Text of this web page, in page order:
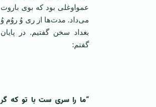
عمواوغلی بود که بوی باروت
می‌داد. مدت‌ها از ری وُ روُم وُ
بغداد سخن گفتیم. در پایان
گفتم:
“ما را سری ست با تو که گر